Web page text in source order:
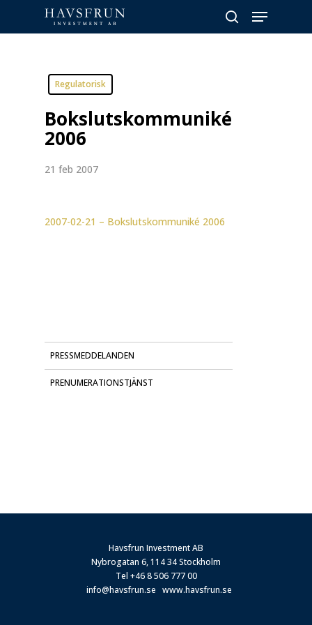
main
search
Menu
Regulatorisk
Bokslutskommuniké
2006
21 feb 2007
2007-02-21 – Bokslutskommuniké 2006
PRESSMEDDELANDEN
PRENUMERATIONSTJÄNST
Havsfrun Investment AB
Nybrogatan 6, 114 34 Stockholm
Tel +46 8 506 777 00
info@havsfrun.se www.havsfrun.se